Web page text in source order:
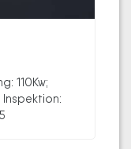
110Kw;
Inspektion: